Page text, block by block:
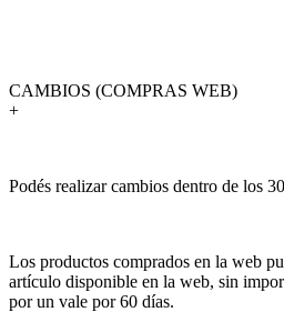
CAMBIOS (COMPRAS WEB)
+
Podés realizar cambios dentro de los
Los productos comprados en la web
artículo disponible en la web, sin
por un vale por 60 días.